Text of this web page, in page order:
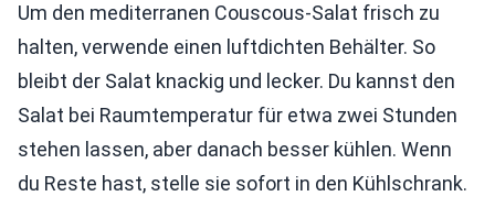
Um den mediterranen Couscous-Salat frisch zu
halten, verwende einen luftdichten Behälter. So
bleibt der Salat knackig und lecker. Du kannst den
Salat bei Raumtemperatur für etwa zwei Stunden
stehen lassen, aber danach besser kühlen. Wenn
du Reste hast, stelle sie sofort in den Kühlschrank.